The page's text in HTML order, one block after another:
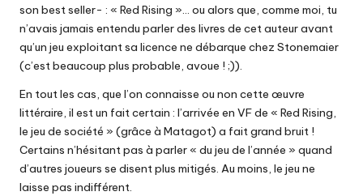
son best seller- : « Red Rising »… ou alors que, comme moi, tu
n’avais jamais entendu parler des livres de cet auteur avant
qu’un jeu exploitant sa licence ne débarque chez Stonemaier
(c’est beaucoup plus probable, avoue ! ;)).
En tout les cas, que l’on connaisse ou non cette œuvre
littéraire, il est un fait certain : l’arrivée en VF de « Red Rising,
le jeu de société » (grâce à Matagot) a fait grand bruit !
Certains n’hésitant pas à parler « du jeu de l’année » quand
d’autres joueurs se disent plus mitigés. Au moins, le jeu ne
laisse pas indifférent.